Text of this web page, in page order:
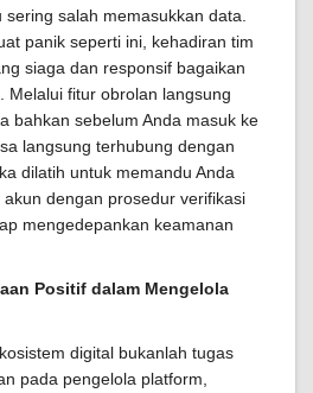
salah memasukkan data.
panik seperti ini, kehadiran tim
siaga dan responsif bagaikan
Melalui fitur obrolan langsung
bahkan sebelum Anda masuk ke
langsung terhubung dengan
dilatih untuk memandu Anda
dengan prosedur verifikasi
mengedepankan keamanan
Positif dalam Mengelola
digital bukanlah tugas
pada pengelola platform,